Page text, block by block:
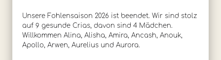
Unsere Fohlensaison 2026 ist beendet. Wir sind stolz
auf 9 gesunde Crias, davon sind 4 Mädchen.
Willkommen Alina, Alisha, Amira, Ancash, Anouk,
Apollo, Arwen, Aurelius und Aurora.